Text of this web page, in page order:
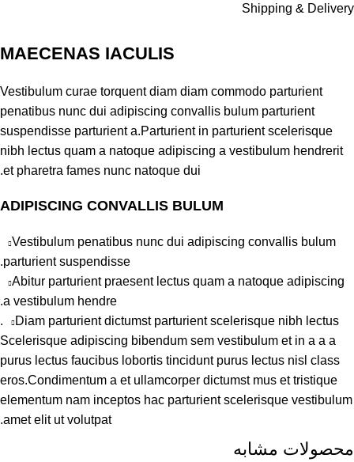
Shipping & Delivery
MAECENAS IACULIS
Vestibulum curae torquent diam diam commodo parturient
penatibus nunc dui adipiscing convallis bulum parturient
suspendisse parturient a.Parturient in parturient scelerisque
nibh lectus quam a natoque adipiscing a vestibulum hendrerit
et pharetra fames nunc natoque dui.
ADIPISCING CONVALLIS BULUM
Vestibulum penatibus nunc dui adipiscing convallis bulum
parturient suspendisse.
Abitur parturient praesent lectus quam a natoque adipiscing
a vestibulum hendre.
Diam parturient dictumst parturient scelerisque nibh lectus.
Scelerisque adipiscing bibendum sem vestibulum et in a a a
purus lectus faucibus lobortis tincidunt purus lectus nisl class
eros.Condimentum a et ullamcorper dictumst mus et tristique
elementum nam inceptos hac parturient scelerisque vestibulum
amet elit ut volutpat.
محصولات مشابه